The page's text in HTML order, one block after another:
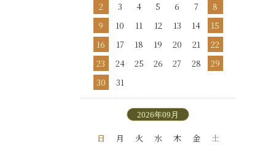
2
3 4 5 6 7
8
9
10 11 12 13 14
15
16
17 18 19 20 21
22
23
24 25 26 27 28
29
30
31
2026年09月
日 月 火 水 木 金
土